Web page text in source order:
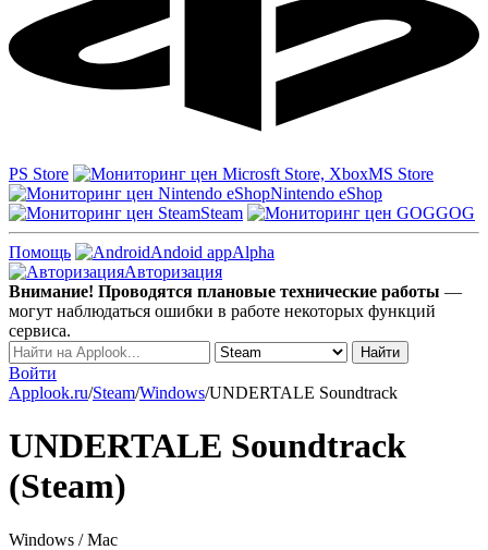
PS Store
MS Store
Nintendo eShop
Steam
GOG
Помощь Andoid appAlpha
Авторизация
Внимание! Проводятся плановые технические работы —
могут наблюдаться ошибки в работе некоторых функций
сервиса.
Войти
Applook.ru/Steam/Windows/UNDERTALE Soundtrack
UNDERTALE Soundtrack
(Steam)
Windows / Mac